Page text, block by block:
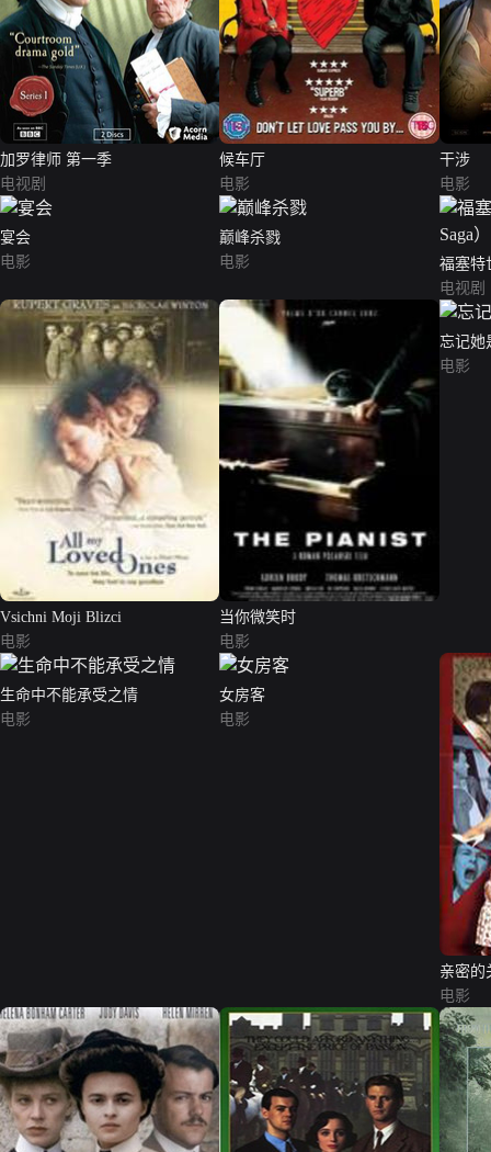
加罗律师 第一季
电视剧
候车厅
电影
干涉
电影
宴会
电影
巅峰杀戮
电影
福塞特
电视剧
Vsichni Moji Blizci
电影
当你微笑时
电影
忘记她
电影
生命中不能承受之情
电影
女房客
电影
亲密的
电影